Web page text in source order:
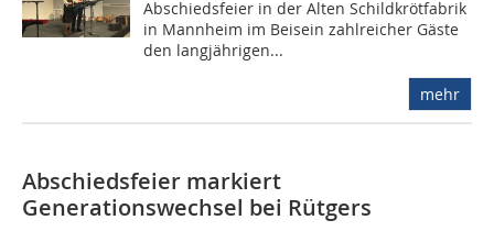
Abschiedsfeier in der Alten Schildkrötfabrik
in Mannheim im Beisein zahlreicher Gäste
den langjährigen...
mehr
Abschiedsfeier markiert
Generationswechsel bei Rütgers